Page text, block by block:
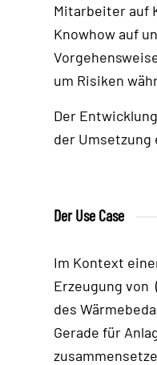
Mitarbeiter auf
Knowhow auf
um Risiken
Der
der Umsetzung
Der Use Case
Im Kontext
Erzeugung von
des
Gerade für